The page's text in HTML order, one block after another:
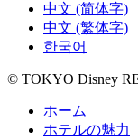
中文 (简体字)
中文 (繁体字)
한국어
© TOKYO Disney
ホーム
ホテルの魅力